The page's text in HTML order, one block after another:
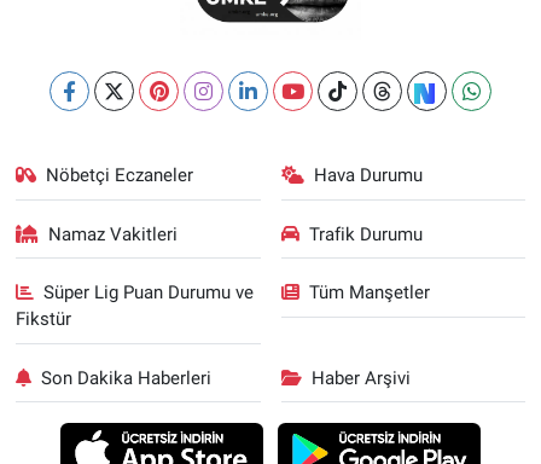
Nöbetçi Eczaneler Hava Durumu
Namaz Vakitleri Trafik Durumu
Süper Lig Puan Durumu ve
Fikstür
Tüm Manşetler
Son Dakika Haberleri Haber Arşivi